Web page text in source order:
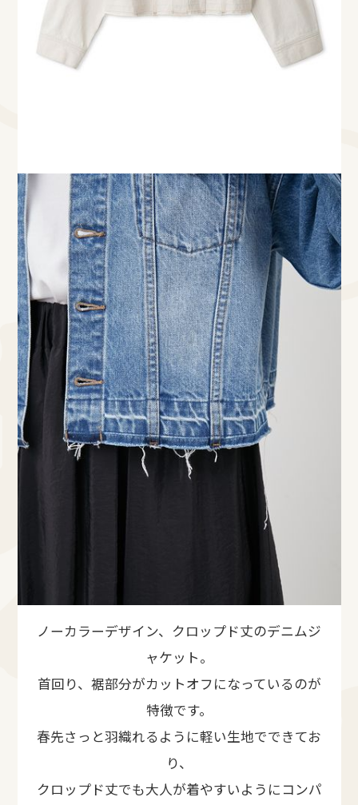
ノーカラーデザイン、クロップド丈のデニムジ
ャケット。
首回り、裾部分がカットオフになっているのが
特徴です。
春先さっと羽織れるように軽い生地でできてお
り、
クロップド丈でも大人が着やすいようにコンパ